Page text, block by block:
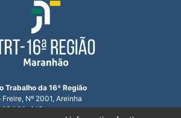
Trabalho da 16ª Região
Nº 2001, Areinha
65.030-015